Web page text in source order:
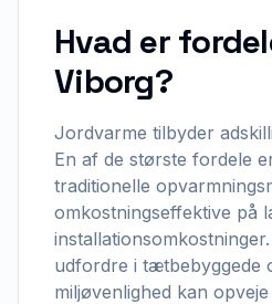
Hvad er
Viborg?
Jordvarme tilbyder
En af de største fordele
traditionelle
omkostningseffektive på
udfordre i tætbebyggede
miljøvenlighed kan